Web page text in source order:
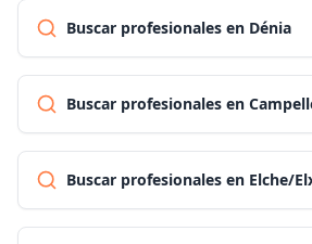
Buscar profesionales en Dénia
Buscar profesionales en
Buscar profesionales en Elche/